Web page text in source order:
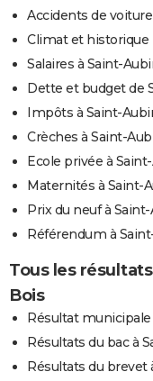
Accidents de
Climat et historique
Salaires à Saint-
Dette et budget de
Impôts à Saint-
Crèches à Saint-
Ecole privée à
Maternités à Saint-
Prix du neuf à
Référendum à
Tous les
Bois
Résultat
Résultats du bac à
Résultats du brevet